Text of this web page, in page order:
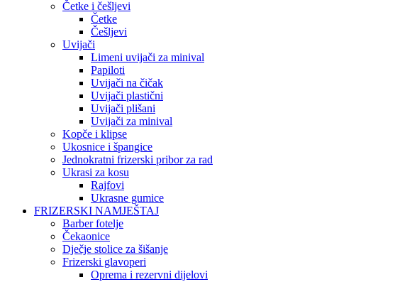
Četke i češljevi
Četke
Češljevi
Uvijači
Limeni uvijači za minival
Papiloti
Uvijači na čičak
Uvijači plastični
Uvijači plišani
Uvijači za minival
Kopče i klipse
Ukosnice i špangice
Jednokratni frizerski pribor za rad
Ukrasi za kosu
Rajfovi
Ukrasne gumice
FRIZERSKI NAMJEŠTAJ
Barber fotelje
Čekaonice
Dječje stolice za šišanje
Frizerski glavoperi
Oprema i rezervni dijelovi